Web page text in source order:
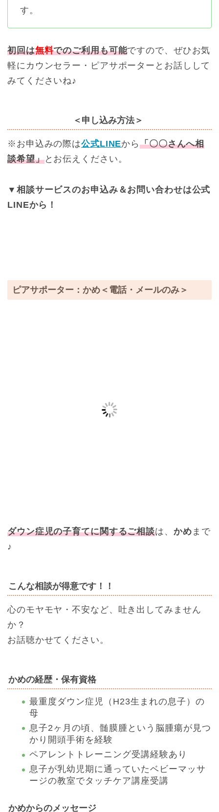
す。
初回は無料でのご利用も可能ですので、ぜひお気
軽にカウンセラー・ピアサポーターとお話しして
みてくださいね♪
＜申し込み方法＞
※お申込みの際は公式LINEから「〇〇さんへ相
談希望」とお伝えください。
▼相談サービスのお申込み＆お問い合わせは公式
LINEから！
ピアサポーター：かめ＜電話・メールのみ＞
ダウン症児の子育てに関するご相談は、 かめ まで
♪
こんな相談が得意です！！
心のモヤモヤ・不安など、吐き出してみません
か？
お話聴かせてください。
かめの経歴・保有資格
最重度ダウン症児（H23生まれの息子）の
母
息子2ヶ月の頃、髄膜腫という脳腫瘍が見つ
かり開頭手術を経験
ペアレントトレーニング受講経験あり
息子が乳幼児期に通っていたベビーマッサ
ージの教室でタッチケア講座受講
かめからのメッセージ